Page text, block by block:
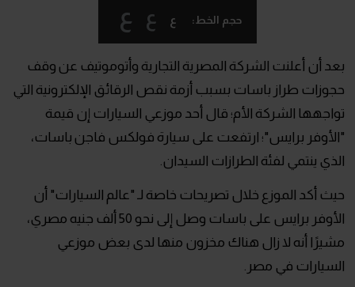
حجم الخط: ع ع ع
بعد أن أعلنت الشركة المصرية التجارية وأتوموتيف عن وقف
حجوزات طراز باسات بسبب أزمة نقص الرقائق الإلكترونية التي
تواجهها الشركة الأم؛ قال أحد موزعي السيارات إن قيمة
"الأوفر برايس"؛ ارتفعت على سيارة فولكس فاجن باسات،
الذي ينتمي لفئة الطرازات السيدان.
حيث أكد الموزع خلال تصريحات خاصة لـ "عالم السيارات" أن
الأوفر برايس على باسات وصل إلى نحو 50 ألف جنيه مصري،
مشيرًا أنه لا زال هناك مخزون منها لدى بعض موزعي
السيارات في مصر.